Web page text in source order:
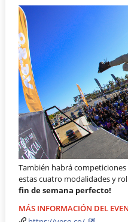
También habrá
estas cuatro modalidades y
fin de semana perfecto!
MÁS INFORMACIÓN DEL